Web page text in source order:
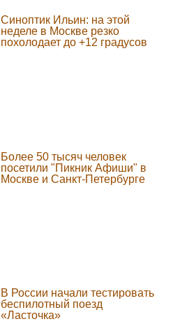
Синоптик Ильин: на этой
неделе в Москве резко
похолодает до +12 градусов
Более 50 тысяч человек
посетили "Пикник Афиши" в
Москве и Санкт-Петербурге
В России начали тестировать
беспилотный поезд
«Ласточка»